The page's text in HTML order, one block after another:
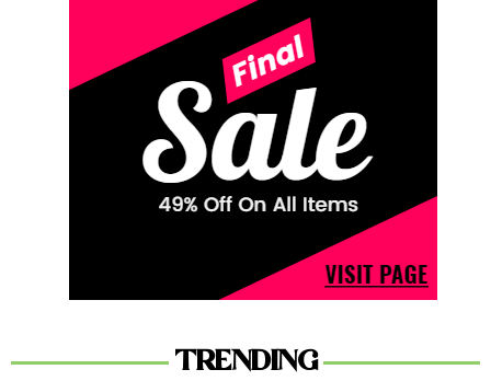
TRENDING